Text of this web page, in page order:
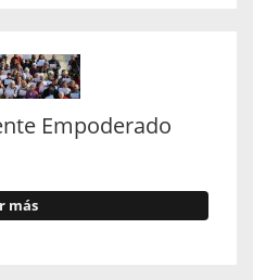
Empoderado
más